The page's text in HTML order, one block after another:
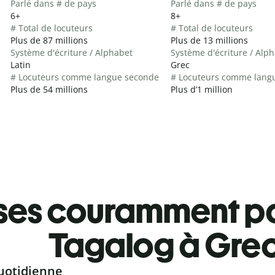
Parlé dans # de pays
6+
# Total de locuteurs
Plus de 87 millions
Système d'écriture / Alphabet
Latin
# Locuteurs comme langue seconde
Plus de 54 millions
Parlé dans # de pays
8+
# Total de locuteurs
Plus de 13 millions
Système d'écriture /
Grec
# Locuteurs comme
Plus d’1 million
couramment
Tagalog à